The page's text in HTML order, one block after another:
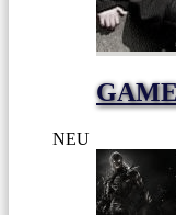
NEU